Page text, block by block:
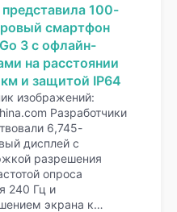
100-
смартфон
3 с офлайн-
на расстоянии
и защитой IP64
изображений:
Разработчики
6,745-
дисплей с
разрешения
опроса
240 Гц и
экрана к…